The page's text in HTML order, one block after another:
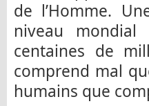
de l’Homme.
niveau mondial
centaines de
comprend mal
humains que